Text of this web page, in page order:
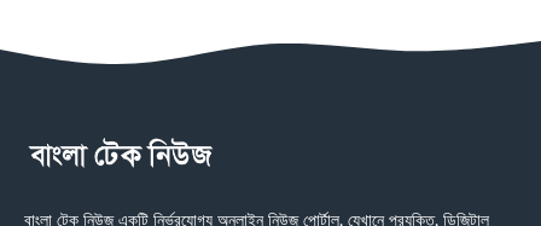
বাংলা টেক নিউজ একটি নির্ভরযোগ্য অনলাইন নিউজ পোর্টাল, যেখানে প্রযুক্তি, ডিজিটাল